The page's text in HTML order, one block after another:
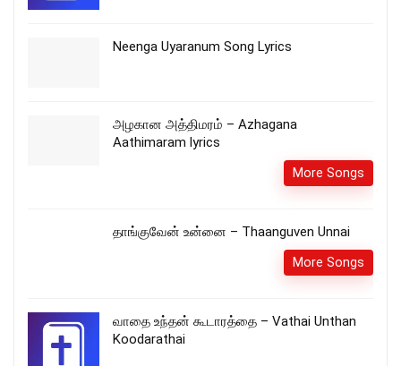
Neenga Uyaranum Song Lyrics
அழகான அத்திமரம் – Azhagana
Aathimaram lyrics
More Songs
தாங்குவேன் உன்னை – Thaanguven Unnai
More Songs
வாதை உந்தன் கூடாரத்தை – Vathai Unthan
Koodarathai